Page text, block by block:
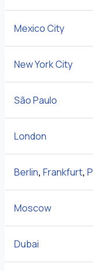
Mexico City
New York City
São Paulo
London
Berlin, Frankfurt,
Moscow
Dubai